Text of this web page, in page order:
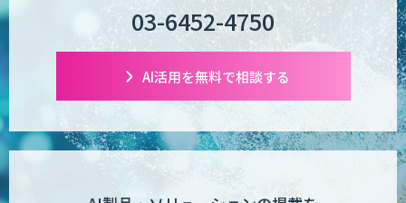
03-6452-4750
AI活用を無料で相談する